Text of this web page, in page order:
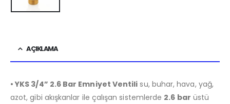
AÇIKLAMA
• YKS 3/4” 2.6 Bar Emniyet Ventili su, buhar, hava, yağ,
azot, gibi akışkanlar ile çalışan sistemlerde 2.6 bar üstü